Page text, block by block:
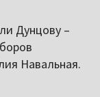
Дунцову –
Навальная.